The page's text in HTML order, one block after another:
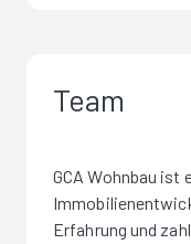
Team
GCA Wohnbau ist
Erfahrung und